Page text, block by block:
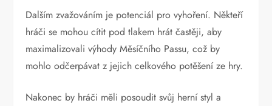
Dalším zvažováním je potenciál pro vyhoření. Někteří
hráči se mohou cítit pod tlakem hrát častěji, aby
maximalizovali výhody Měsíčního Passu, což by
mohlo odčerpávat z jejich celkového potěšení ze hry.
Nakonec by hráči měli posoudit svůj herní styl a